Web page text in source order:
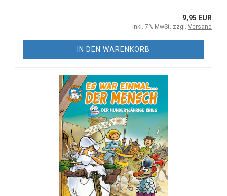
9,95 EUR
inkl. 7% MwSt. zzgl. Versand
IN DEN WARENKORB